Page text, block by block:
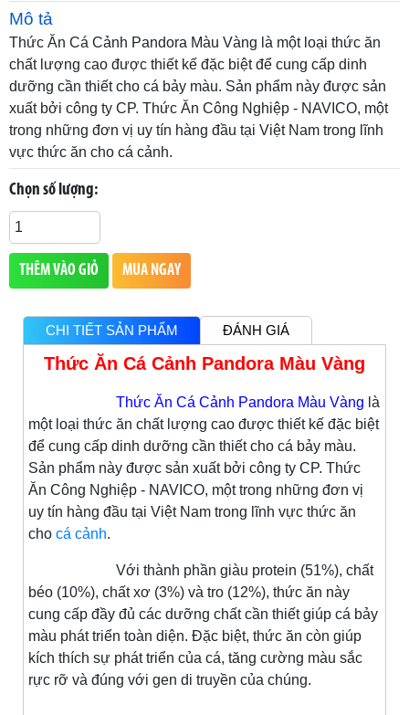
Mô tả
Thức Ăn Cá Cảnh Pandora Màu Vàng là một loại thức ăn
chất lượng cao được thiết kế đặc biệt để cung cấp dinh
dưỡng cần thiết cho cá bảy màu. Sản phẩm này được sản
xuất bởi công ty CP. Thức Ăn Công Nghiệp - NAVICO, một
trong những đơn vị uy tín hàng đầu tại Việt Nam trong lĩnh
vực thức ăn cho cá cảnh.
Chọn số lượng:
THÊM VÀO GIỎ MUA NGAY
CHI TIẾT SẢN PHẨM ĐÁNH GIÁ
Thức Ăn Cá Cảnh Pandora Màu Vàng
Thức Ăn Cá Cảnh Pandora Màu Vàng là
một loại thức ăn chất lượng cao được thiết kế đặc biệt
để cung cấp dinh dưỡng cần thiết cho cá bảy màu.
Sản phẩm này được sản xuất bởi công ty CP. Thức
Ăn Công Nghiệp - NAVICO, một trong những đơn vị
uy tín hàng đầu tại Việt Nam trong lĩnh vực thức ăn
cho cá cảnh.
Với thành phần giàu protein (51%), chất
béo (10%), chất xơ (3%) và tro (12%), thức ăn này
cung cấp đầy đủ các dưỡng chất cần thiết giúp cá bảy
màu phát triển toàn diện. Đặc biệt, thức ăn còn giúp
kích thích sự phát triển của cá, tăng cường màu sắc
rực rỡ và đúng với gen di truyền của chúng.